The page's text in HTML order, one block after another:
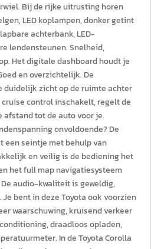
Bij de rijke uitrusting horen
LED koplampen, donker getint
achterbank, LED-
lendensteunen. Snelheid,
Het digitale dashboard houdt je
en overzichtelijk. De
zicht op de ruimte achter
control inschakelt, regelt de
tot de auto voor je.
onvoldoende? De
een seintje met behulp van
en veilig is de bediening het
het full map navigatiesysteem
audio-kwaliteit is geweldig,
bent in deze Toyota ook voorzien
waarschuwing, kruisend verkeer
draadloos opladen,
In de Toyota Corolla